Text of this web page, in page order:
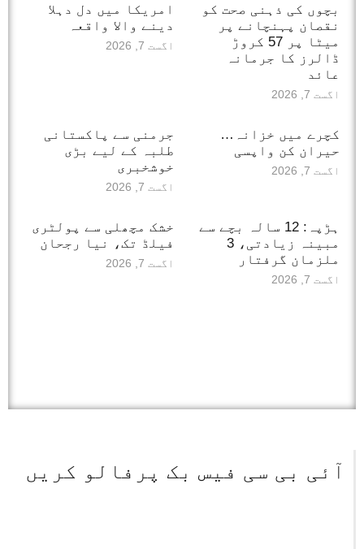
بچوں کی ذہنی صحت کو
نقصان پہنچانے پر
میٹا پر 57 کروڑ
ڈالرز کا جرمانہ
عائد
اگست 7, 2026
امریکا میں دل دہلا
دینے والا واقعہ
اگست 7, 2026
کچرے میں خزانہ…
حیران کن واپسی
اگست 7, 2026
جرمنی سے پاکستانی
طلبہ کے لیے بڑی
خوشخبری
اگست 7, 2026
ہڑپہ: 12 سالہ بچے سے
مبینہ زیادتی، 3
ملزمان گرفتار
اگست 7, 2026
خشک مچھلی سے پولٹری
فیلڈ تک، نیا رجحان
اگست 7, 2026
آئی بی سی فیس بک پرفالو کریں